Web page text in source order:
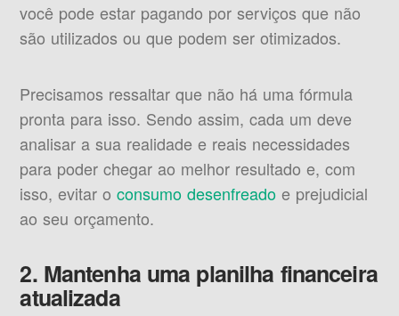
você pode estar pagando por serviços que não
são utilizados ou que podem ser otimizados.
Precisamos ressaltar que não há uma fórmula
pronta para isso. Sendo assim, cada um deve
analisar a sua realidade e reais necessidades
para poder chegar ao melhor resultado e, com
isso, evitar oconsumo desenfreado e prejudicial
ao seu orçamento.
2. Mantenha uma planilha financeira
atualizada